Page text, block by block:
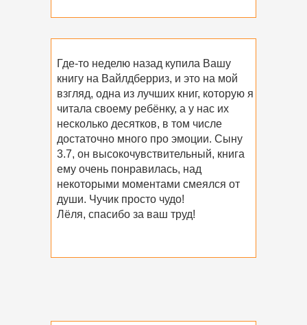
Где-то неделю назад купила Вашу
книгу на Вайлдберриз, и это на мой
взгляд, одна из лучших книг, которую я
читала своему ребёнку, а у нас их
несколько десятков, в том числе
достаточно много про эмоции. Сыну
3.7, он высокочувствительный, книга
ему очень понравилась, над
некоторыми моментами смеялся от
души. Чучик просто чудо!
Лёля, спасибо за ваш труд!